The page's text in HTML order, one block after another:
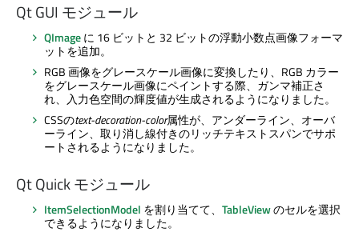
Qt GUI モジュール
QImageに 16 ビットと 32 ビットの浮動小数点画像フォーマ
ットを追加。
RGB 画像をグレースケール画像に変換したり、RGB カラー
をグレースケール画像にペイントする際、ガンマ補正さ
れ、入力色空間の輝度値が生成されるようになりました。
CSSのtext-decoration-color属性が、アンダーライン、オーバ
ーライン、取り消し線付きのリッチテキストスパンでサポ
ートされるようになりました。
Qt Quickモジュール
ItemSelectionModel を割り当てて、 TableViewのセルを選択
できるようになりました。